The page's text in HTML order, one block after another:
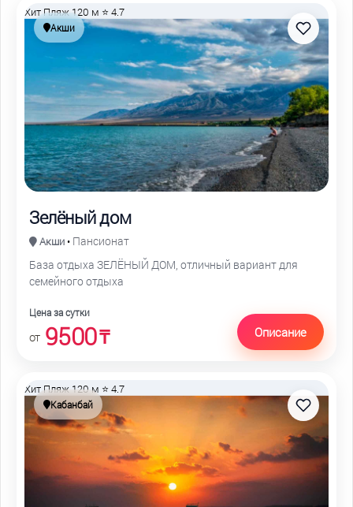
ХитПляж 120 м ⭐ 4.7
Акши
Зелёный дом
Акши • Пансионат
База отдыха ЗЕЛЁНЫЙ ДОМ, отличный вариант для
семейного отдыха
Цена за сутки
от 9500₸ Описание
ХитПляж 120 м ⭐ 4.7
Кабанбай